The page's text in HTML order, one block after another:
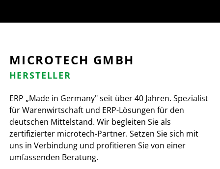
MICROTECH GMBH
HERSTELLER
ERP „Made in Germany" seit über 40 Jahren. Spezialist
für Warenwirtschaft und ERP-Lösungen für den
deutschen Mittelstand. Wir begleiten Sie als
zertifizierter microtech-Partner. Setzen Sie sich mit
uns in Verbindung und profitieren Sie von einer
umfassenden Beratung.